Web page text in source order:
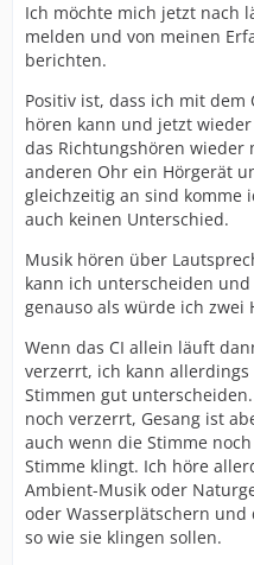
Ich möchte mich jetzt nach
melden und von meinen
berichten.
Positiv ist, dass ich mit
hören kann und jetzt
das Richtungshören wieder
anderen Ohr ein Hörgerät
gleichzeitig an sind komme
auch keinen Unterschied.
Musik hören über
kann ich unterscheiden
genauso als würde ich zwei
Wenn das CI allein läuft
verzerrt, ich kann
Stimmen gut
noch verzerrt, Gesang ist
auch wenn die Stimme
Stimme klingt. Ich höre
Ambient-Musik oder
oder Wasserplätschern und
so wie sie klingen sollen.